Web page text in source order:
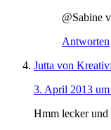
@Sabine
Antworten
Jutta von
3. April 2013
Hmm lecker